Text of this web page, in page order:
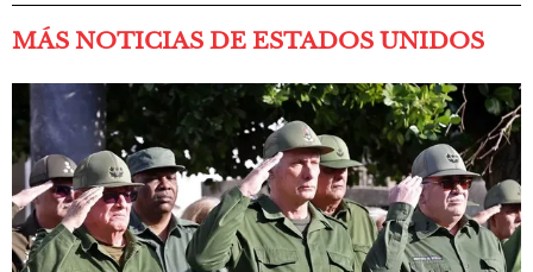
MÁS NOTICIAS DE ESTADOS UNIDOS